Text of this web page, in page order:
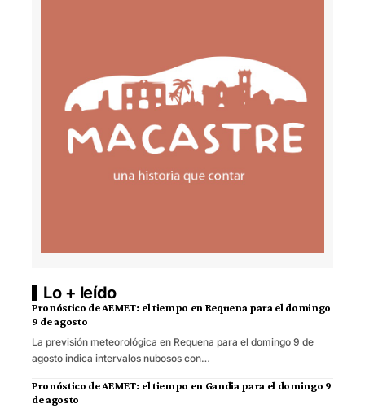
Lo + leído
Pronóstico de AEMET: el tiempo en Requena para el domingo
9 de agosto
La previsión meteorológica en Requena para el domingo 9 de
agosto indica intervalos nubosos con…
Pronóstico de AEMET: el tiempo en Gandia para el domingo 9
de agosto